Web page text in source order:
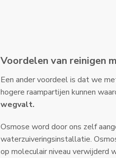
Voordelen van reinigen
Een ander voordeel is dat we
hogere raampartijen kunnen
wegvalt.
Osmose word door ons zelf
waterzuiveringsinstallatie.
op moleculair niveau verwijderd